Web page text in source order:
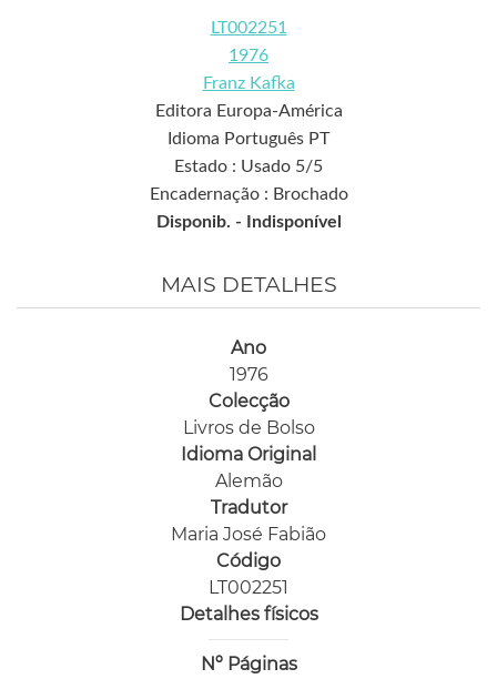
LT002251
1976
Franz Kafka
Editora Europa-América
Idioma Português PT
Estado : Usado 5/5
Encadernação : Brochado
Disponib. -
Indisponível
MAIS DETALHES
Ano
1976
Colecção
Livros de Bolso
Idioma Original
Alemão
Tradutor
Maria José Fabião
Código
LT002251
Detalhes físicos
Nº Páginas